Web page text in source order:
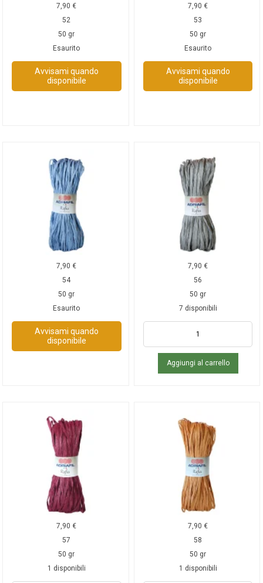
7,90€
52
50 gr
Esaurito
Avvisami quando
disponibile
7,90€
53
50 gr
Esaurito
Avvisami quando
disponibile
7,90€
54
50 gr
Esaurito
Avvisami quando
disponibile
7,90€
56
50 gr
7 disponibili
Aggiungi al carrello
7,90€
57
50 gr
1 disponibili
7,90€
58
50 gr
1 disponibili